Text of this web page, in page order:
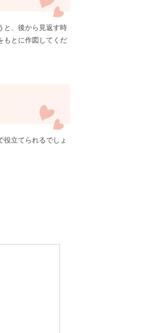
と、後から見返す時
もとに作図してくだ
立てられるでしょ